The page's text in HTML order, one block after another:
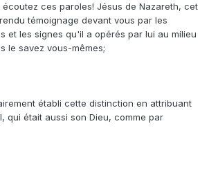
écoutez ces paroles! Jésus de Nazareth, cet
témoignage devant vous par les
et les signes qu'il a opérés par lui au milieu
le savez vous-mêmes;
établi cette distinction en attribuant
qui était aussi son Dieu, comme par